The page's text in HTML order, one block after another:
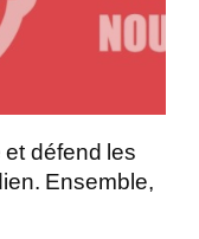
défend les
Ensemble,